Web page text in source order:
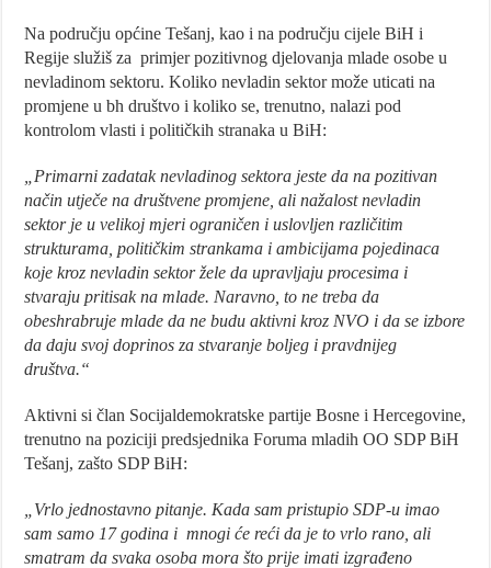
Na području općine Tešanj, kao i na području cijele BiH i
Regije služiš za primjer pozitivnog djelovanja mlade osobe u
nevladinom sektoru. Koliko nevladin sektor može uticati na
promjene u bh društvo i koliko se, trenutno, nalazi pod
kontrolom vlasti i političkih stranaka u BiH:
„Primarni zadatak nevladinog sektora jeste da na pozitivan
način utječe na društvene promjene, ali nažalost nevladin
sektor je u velikoj mjeri ograničen i uslovljen različitim
strukturama, političkim strankama i ambicijama pojedinaca
koje kroz nevladin sektor žele da upravljaju procesima i
stvaraju pritisak na mlade. Naravno, to ne treba da
obeshrabruje mlade da ne budu aktivni kroz NVO i da se izbore
da daju svoj doprinos za stvaranje boljeg i pravdnijeg
društva.“
Aktivni si član Socijaldemokratske partije Bosne i Hercegovine,
trenutno na poziciji predsjednika Foruma mladih OO SDP BiH
Tešanj, zašto SDP BiH:
„Vrlo jednostavno pitanje. Kada sam pristupio SDP-u imao
sam samo 17 godina i mnogi će reći da je to vrlo rano, ali
smatram da svaka osoba mora što prije imati izgrađeno